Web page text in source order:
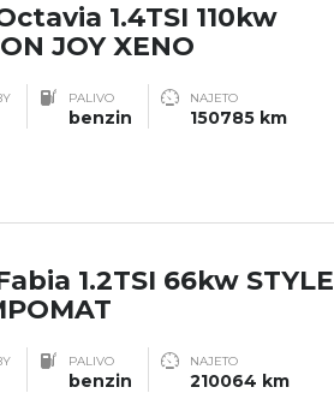
1.4TSI 110kw
JOY XENO
PALIVO
benzin
NAJETO
150785 km
1.2TSI 66kw STYLE
PALIVO
benzin
NAJETO
210064 km